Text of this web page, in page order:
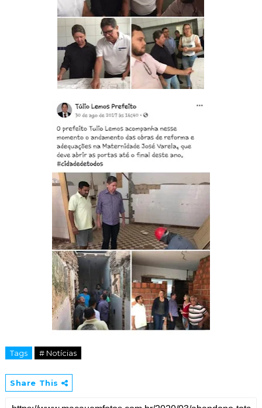
Tags # Notícias
Share This